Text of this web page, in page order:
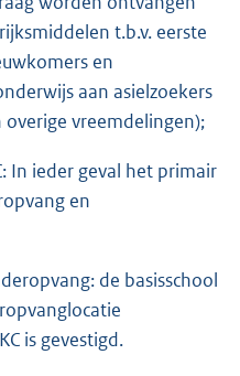
t.b.v. eerste
en
aan asielzoekers
overige vreemdelingen);
In ieder geval het primair
en
de basisschool
is gevestigd.